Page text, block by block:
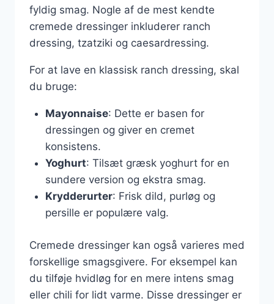
fyldig smag. Nogle af de mest kendte
cremede dressinger inkluderer ranch
dressing, tzatziki og caesardressing.
For at lave en klassisk ranch dressing, skal
du bruge:
Mayonnaise: Dette er basen for
dressingen og giver en cremet
konsistens.
Yoghurt: Tilsæt græsk yoghurt for en
sundere version og ekstra smag.
Krydderurter: Frisk dild, purløg og
persille er populære valg.
Cremede dressinger kan også varieres med
forskellige smagsgivere. For eksempel kan
du tilføje hvidløg for en mere intens smag
eller chili for lidt varme. Disse dressinger er